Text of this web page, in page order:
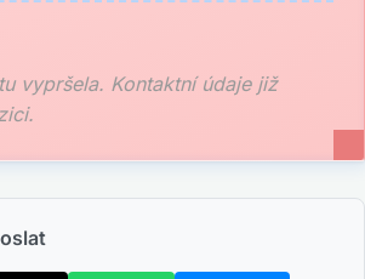
vypršela. Kontaktní údaje již